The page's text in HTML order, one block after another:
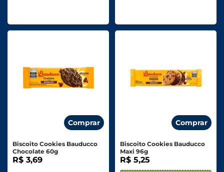
Comprar
Biscoito Cookies Bauducco
Chocolate 60g
R$ 3,69
Comprar
Biscoito Cookies Bauducco
Maxi 96g
R$ 5,25